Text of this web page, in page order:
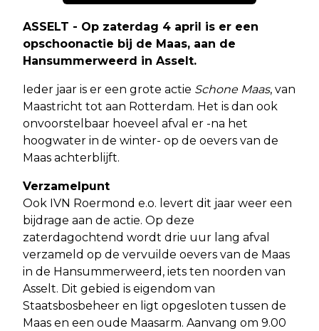
ASSELT - Op zaterdag 4 april is er een
opschoonactie bij de Maas, aan de
Hansummerweerd in Asselt.
Ieder jaar is er een grote actie Schone Maas, van
Maastricht tot aan Rotterdam. Het is dan ook
onvoorstelbaar hoeveel afval er -na het
hoogwater in de winter- op de oevers van de
Maas achterblijft.
Verzamelpunt
Ook IVN Roermond e.o. levert dit jaar weer een
bijdrage aan de actie. Op deze
zaterdagochtend wordt drie uur lang afval
verzameld op de vervuilde oevers van de Maas
in de Hansummerweerd, iets ten noorden van
Asselt. Dit gebied is eigendom van
Staatsbosbeheer en ligt opgesloten tussen de
Maas en een oude Maasarm. Aanvang om 9.00